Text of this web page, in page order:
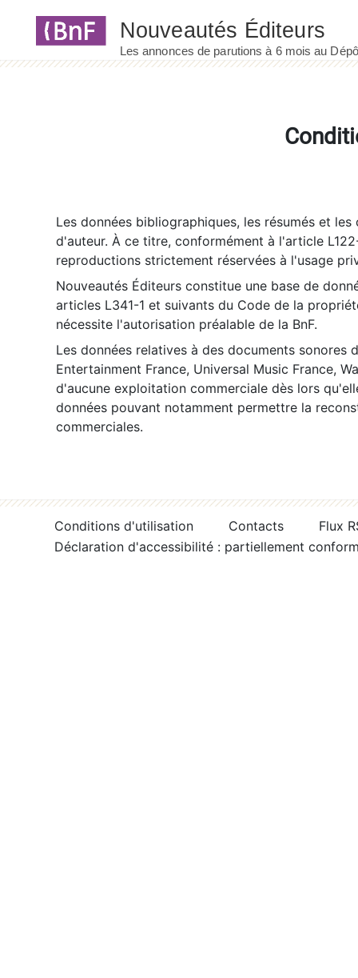
Les données bibliographiques, les résumés et
d'auteur. À ce titre, conformément à l'article
reproductions strictement réservées à l'usage
Nouveautés Éditeurs constitue une base de
articles L341-1 et suivants du Code de la
nécessite l'autorisation préalable de la BnF.
Les données relatives à des documents sonores
Entertainment France, Universal Music France,
d'aucune exploitation commerciale dès lors
données pouvant notamment permettre la
commerciales.
Conditions d'utilisation Contacts
Flux
Déclaration d'accessibilité : partiellement